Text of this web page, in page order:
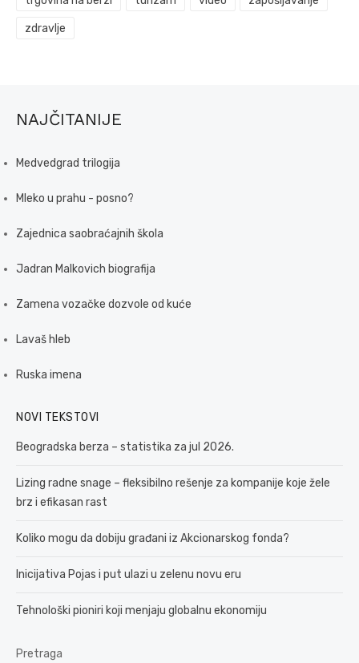
zdravlje
NAJČITANIJE
Medvedgrad trilogija
Mleko u prahu - posno?
Zajednica saobraćajnih škola
Jadran Malkovich biografija
Zamena vozačke dozvole od kuće
Lavaš hleb
Ruska imena
NOVI TEKSTOVI
Beogradska berza – statistika za jul 2026.
Lizing radne snage – fleksibilno rešenje za kompanije koje žele
brz i efikasan rast
Koliko mogu da dobiju građani iz Akcionarskog fonda?
Inicijativa Pojas i put ulazi u zelenu novu eru
Tehnološki pioniri koji menjaju globalnu ekonomiju
Pretraga